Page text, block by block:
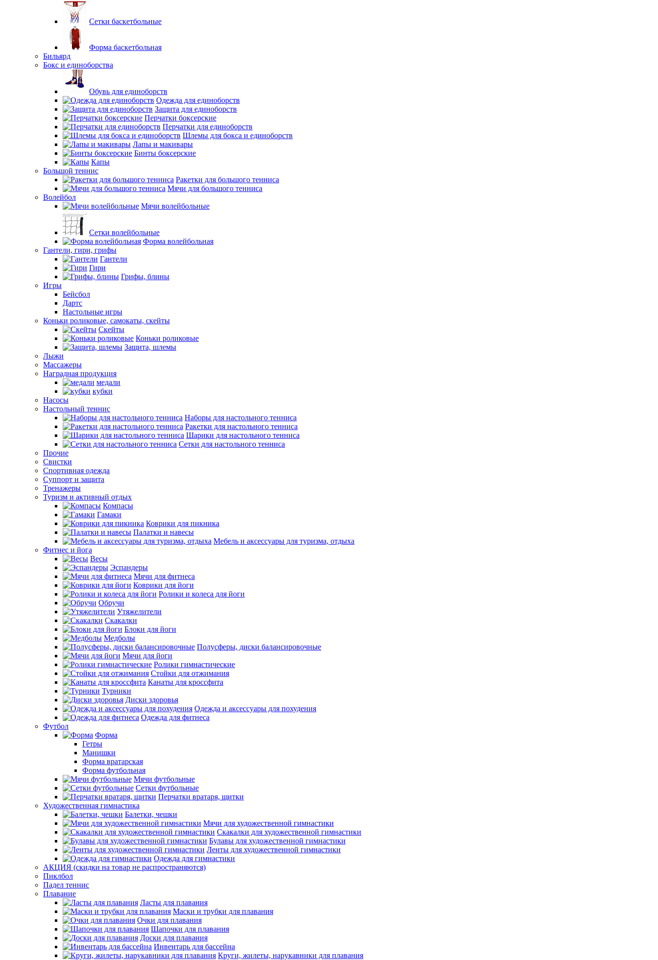
Сетки баскетбольные
Форма баскетбольная
Бильярд
Бокс и единоборства
Обувь для единоборств
Одежда для единоборств
Защита для единоборств
Перчатки боксерские
Перчатки для единоборств
Шлемы для бокса и единоборств
Лапы и макивары
Бинты боксерские
Капы
Большой теннис
Ракетки для большого тенниса
Мячи для большого тенниса
Волейбол
Мячи волейбольные
Сетки волейбольные
Форма волейбольная
Гантели, гири, грифы
Гантели
Гири
Грифы, блины
Игры
Бейсбол
Дартс
Настольные игры
Коньки роликовые, самокаты, скейты
Скейты
Коньки роликовые
Защита, шлемы
Лыжи
Массажеры
Наградная продукция
медали
кубки
Насосы
Настольный теннис
Наборы для настольного тенниса
Ракетки для настольного тенниса
Шарики для настольного тенниса
Сетки для настольного тенниса
Прочие
Свистки
Спортивная одежда
Суппорт и защита
Тренажеры
Туризм и активный отдых
Компасы
Гамаки
Коврики для пикника
Палатки и навесы
Мебель и аксессуары для туризма, отдыха
Фитнес и йога
Весы
Эспандеры
Мячи для фитнеса
Коврики для йоги
Ролики и колеса для йоги
Обручи
Утяжелители
Скакалки
Блоки для йоги
Медболы
Полусферы, диски балансировочные
Мячи для йоги
Ролики гимнастические
Стойки для отжимания
Канаты для кроссфита
Турники
Диски здоровья
Одежда и аксессуары для похудения
Одежда для фитнеса
Футбол
Форма
Гетры
Манишки
Форма вратарская
Форма футбольная
Мячи футбольные
Сетки футбольные
Перчатки вратаря, щитки
Художественная гимнастика
Балетки, чешки
Мячи для художественной гимнастики
Скакалки для художественной гимнастики
Булавы для художественной гимнастики
Ленты для художественной гимнастики
Одежда для гимнастики
АКЦИЯ (скидки на товар не распространяются)
Пиклбол
Падел теннис
Плавание
Ласты для плавания
Маски и трубки для плавания
Очки для плавания
Шапочки для плавания
Доски для плавания
Инвентарь для бассейна
Круги, жилеты, нарукавники для плавания